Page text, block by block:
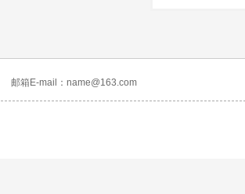
邮箱E-mail：name@163.com